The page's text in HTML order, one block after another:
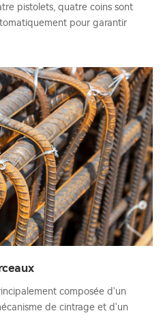
pistolets, quatre coins sont
pour garantir
composée d'un
de cintrage et d'un